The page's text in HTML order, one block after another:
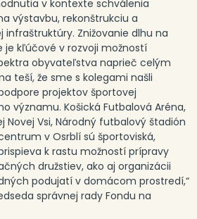
v kontexte schválenia
výstavbu, rekonštrukciu a
Znižovanie dlhu na
kľúčové v rozvoji možností
obyvateľstva naprieč celým
teší, že sme s kolegami našli
projektov športovej
významu. Košická Futbalová Aréna,
Novej Vsi, Národný futbalový štadión
v Osrblí sú športoviská,
k rastu možností prípravy
družstiev, ako aj organizácii
podujatí v domácom prostredí,“
správnej rady Fondu na